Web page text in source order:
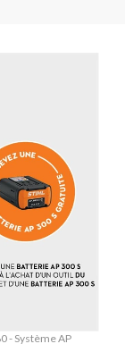
- Système AP